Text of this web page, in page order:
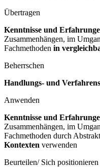
Übertragen
Kenntnisse und
Zusammenhängen, im
Fachmethoden in
Beherrschen
Handlungs- und
Anwenden
Kenntnisse und
Zusammenhängen, im
Fachmethoden durch
Kontexten verwenden
Beurteilen/ Sich positionieren